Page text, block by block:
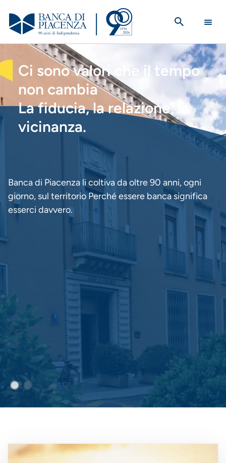
contenuto
principale
HOMEPAGE
Ci sono valori che il tempo
non cambia
La fiducia, la relazione, la
vicinanza.
Banca di Piacenza li coltiva da oltre 90 anni, ogni
giorno, sul territorio Perché essere banca significa
esserci davvero.
Immagine